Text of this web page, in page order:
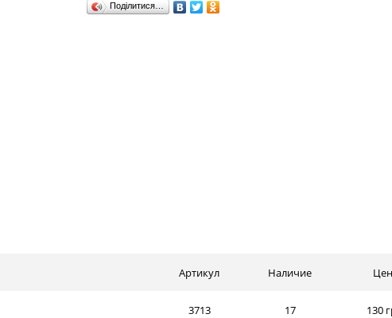
Поділитися…
Артикул Наличие
3713 17 130